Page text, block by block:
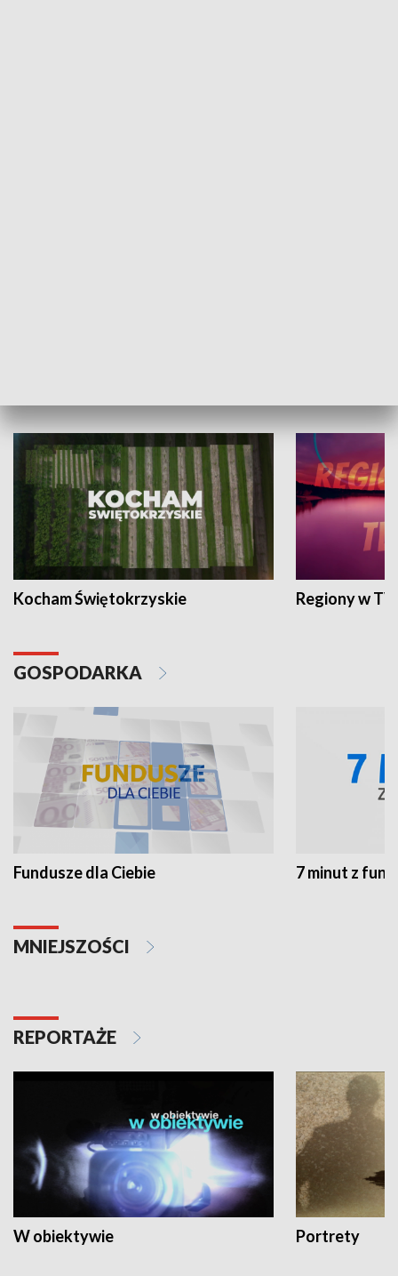
Kocham Świętokrzyskie Regiony w
GOSPODARKA
Fundusze dla Ciebie 7 minut z
MNIEJSZOŚCI
REPORTAŻE
W obiektywie Portrety